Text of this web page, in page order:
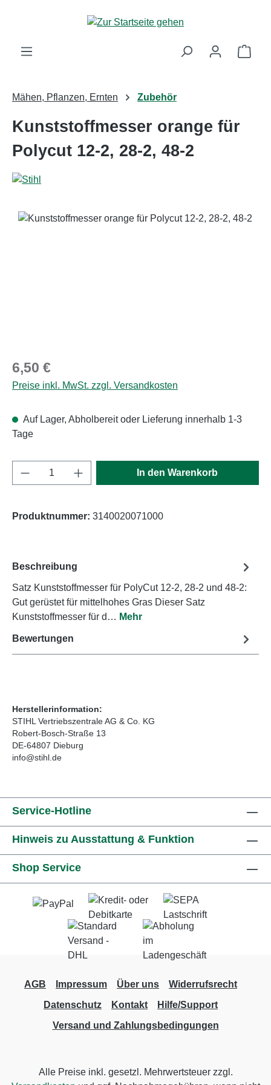
Zum Hauptinhalt springen
Mähen, Pflanzen, Ernten Zubehör
Kunststoffmesser orange für
Polycut 12-2, 28-2, 48-2
Bildergalerie überspringen
Regulärer Preis:
6,50 €
Preise inkl. MwSt. zzgl. Versandkosten
Auf Lager, Abholbereit oder Lieferung innerhalb 1-3
Tage
Produkt Anzahl: Gib den gewünschten
In den Warenkorb
Produktnummer: 3140020071000
Beschreibung
Satz Kunststoffmesser für PolyCut 12-2, 28-2 und 48-2:
Gut gerüstet für mittelhohes Gras Dieser Satz
Kunststoffmesser für d… Mehr
Bewertungen
Herstellerinformation:
STIHL Vertriebszentrale AG & Co. KG
Robert-Bosch-Straße 13
DE-64807 Dieburg
info@stihl.de
Service-Hotline
Hinweis zu Ausstattung & Funktion
Shop Service
AGB Impressum Über uns
Widerrufsrecht
Datenschutz
Kontakt
Hilfe/Support
Versand und Zahlungsbedingungen
Alle Preise inkl. gesetzl. Mehrwertsteuer zzgl.